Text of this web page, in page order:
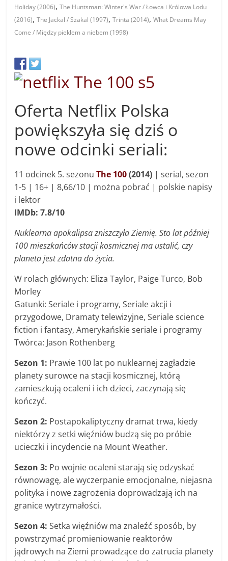
Holiday (2006),The Huntsman: Winter's War / Łowca i Królowa Lodu
(2016),The Jackal / Szakal (1997),Trinta (2014),What Dreams May
Come / Między piekłem a niebem (1998)
Oferta Netflix Polska
powiększyła się dziś o
nowe odcinki seriali:
11 odcinek 5. sezonuThe 100(2014) | serial, sezon
1-5 | 16+ |8,66/10 | można pobrać | polskie napisy
i lektor
IMDb: 7.8/10
Nuklearna apokalipsa zniszczyła Ziemię. Sto lat później
100 mieszkańców stacji kosmicznej ma ustalić, czy
planeta jest zdatna do życia.
W rolach głównych: Eliza Taylor, Paige Turco, Bob
Morley
Gatunki: Seriale i programy, Seriale akcji i
przygodowe, Dramaty telewizyjne, Seriale science
fiction i fantasy, Amerykańskie seriale i programy
Twórca: Jason Rothenberg
Sezon 1: Prawie 100 lat po nuklearnej zagładzie
planety surowce na stacji kosmicznej, którą
zamieszkują ocaleni i ich dzieci, zaczynają się
kończyć.
Sezon 2: Postapokaliptyczny dramat trwa, kiedy
niektórzy z setki więźniów budzą się po próbie
ucieczki i incydencie na Mount Weather.
Sezon 3: Po wojnie ocaleni starają się odzyskać
równowagę, ale wyczerpanie emocjonalne, niejasna
polityka i nowe zagrożenia doprowadzają ich na
granice wytrzymałości.
Sezon 4: Setka więźniów ma znaleźć sposób, by
powstrzymać promieniowanie reaktorów
jądrowych na Ziemi prowadzące do zatrucia planety